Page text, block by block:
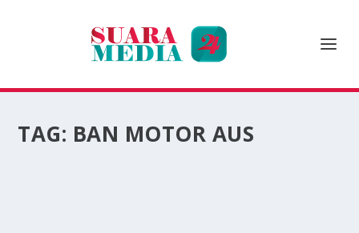
TAG: BAN MOTOR AUS